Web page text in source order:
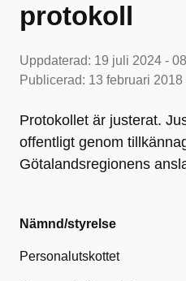
protokoll
Uppdaterad: 19 juli 2024 -
Publicerad: 13 februari 2018
Protokollet är justerat.
offentligt genom
Götalandsregionens
Nämnd/styrelse
Personalutskottet